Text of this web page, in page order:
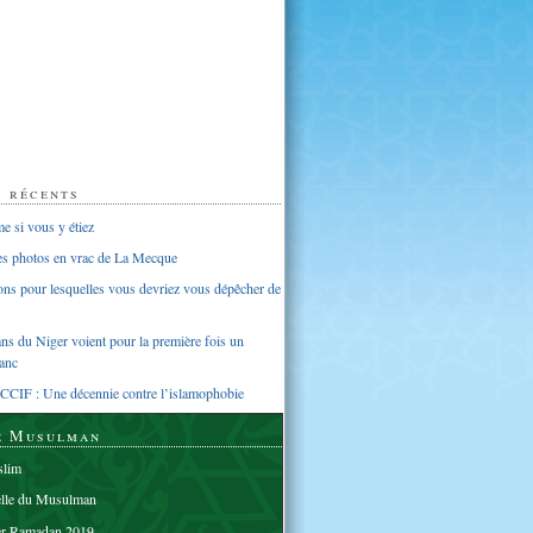
si vous y étiez
photos en vrac de La Mecque
pour lesquelles vous devriez vous dépêcher de
du Niger voient pour la première fois un
: Une décennie contre l’islamophobie
Musulman
du Musulman